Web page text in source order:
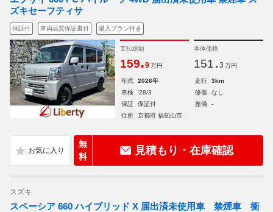
ズキセーフティサ
保証付 車両品質保証書付 購入プラン付き
支払総額
159.9 万円
本体価格
151. 3 万円
年式 2026年 走行
3km
車検
'28/3 修復
なし
保証
保証付 整備
-
住所
京都府 福知山市
無
料
見積もり・在庫確認
スズキ
スペーシア 660 ハイブリッド X 届出済未使用車 禁煙車 衝